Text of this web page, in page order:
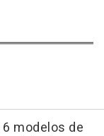
modelos de